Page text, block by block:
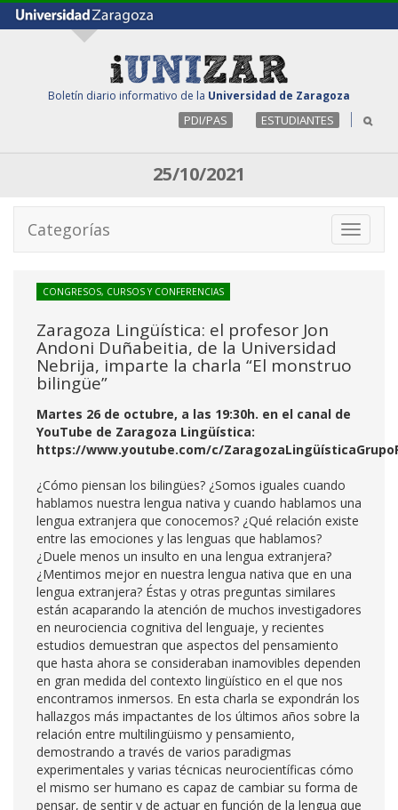
Boletín diario informativo de la Universidad de Zaragoza
PDI/PAS ESTUDIANTES
25/10/2021
Toggle
Categorías
CONGRESOS, CURSOS Y CONFERENCIAS
Zaragoza Lingüística: el profesor Jon
Andoni Duñabeitia, de la Universidad
Nebrija, imparte la charla “El monstruo
bilingüe”
Martes 26 de octubre, a las 19:30h. en el canal de
YouTube de Zaragoza Lingüística:
https://www.youtube.com/c/
¿Cómo piensan los bilingües? ¿Somos iguales cuando
hablamos nuestra lengua nativa y cuando hablamos una
lengua extranjera que conocemos? ¿Qué relación existe
entre las emociones y las lenguas que hablamos?
¿Duele menos un insulto en una lengua extranjera?
¿Mentimos mejor en nuestra lengua nativa que en una
lengua extranjera? Éstas y otras preguntas similares
están acaparando la atención de muchos investigadores
en neurociencia cognitiva del lenguaje, y recientes
estudios demuestran que aspectos del pensamiento
que hasta ahora se consideraban inamovibles dependen
en gran medida del contexto lingüístico en el que nos
encontramos inmersos. En esta charla se expondrán los
hallazgos más impactantes de los últimos años sobre la
relación entre multilingüismo y pensamiento,
demostrando a través de varios paradigmas
experimentales y varias técnicas neurocientíficas cómo
el mismo ser humano es capaz de cambiar su forma de
pensar, de sentir y de actuar en función de la lengua que